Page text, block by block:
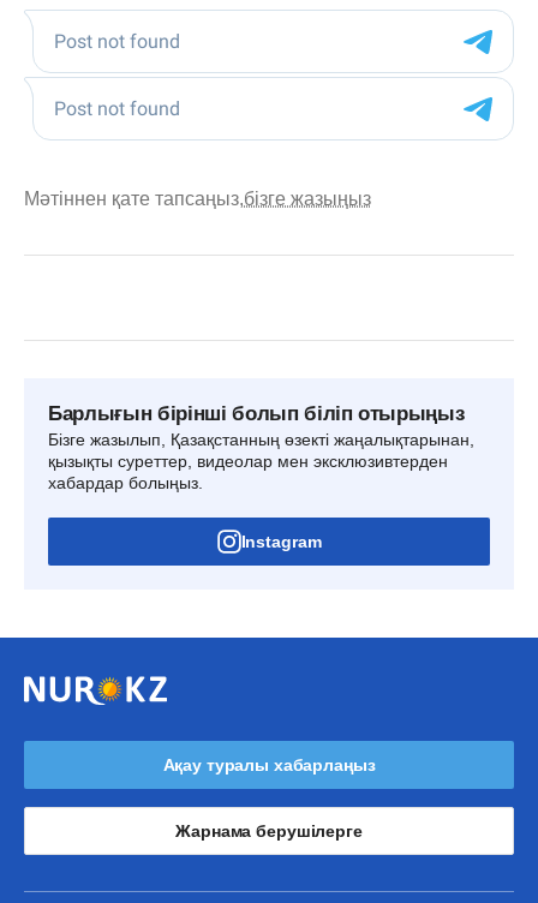
Мәтіннен қате тапсаңыз,бізге жазыңыз
Барлығын бірінші болып біліп отырыңыз
Бізге жазылып, Қазақстанның өзекті жаңалықтарынан,
қызықты суреттер, видеолар мен эксклюзивтерден
хабардар болыңыз.
Instagram
Ақау туралы хабарлаңыз
Жарнама берушілерге